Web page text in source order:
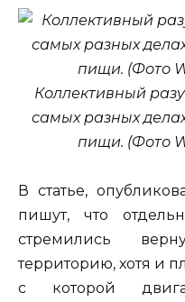
Коллективный
самых разных
пищи. (Фото
В статье,
пишут, что
стремились
территорию, хотя и
с которой